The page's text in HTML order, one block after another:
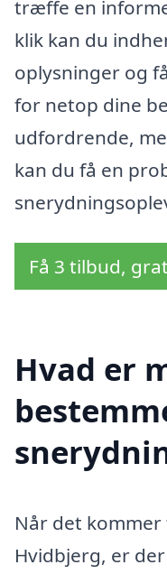
træffe en
klik kan du
oplysninger og
for netop dine
udfordrende,
kan du få en
Få 3 tilbud,
Hvad er
Når det
Hvidbjerg, er